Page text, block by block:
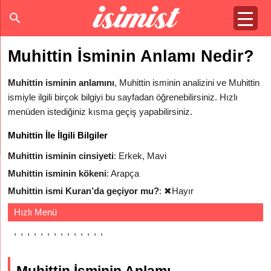
Muhittin İsminin Anlamı Nedir?
Muhittin isminin anlamını, Muhittin isminin analizini ve Muhittin
ismiyle ilgili birçok bilgiyi bu sayfadan öğrenebilirsiniz. Hızlı
menüden istediğiniz kısma geçiş yapabilirsiniz.
Muhittin İle İlgili Bilgiler
Muhittin isminin cinsiyeti: Erkek, Mavi
Muhittin isminin kökeni: Arapça
Muhittin ismi Kuran’da geçiyor mu?: ✖Hayır
Hızlı Menü